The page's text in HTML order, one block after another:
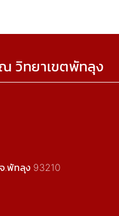
วิทยาเขตพัทลุง
.พัทลุง 93210